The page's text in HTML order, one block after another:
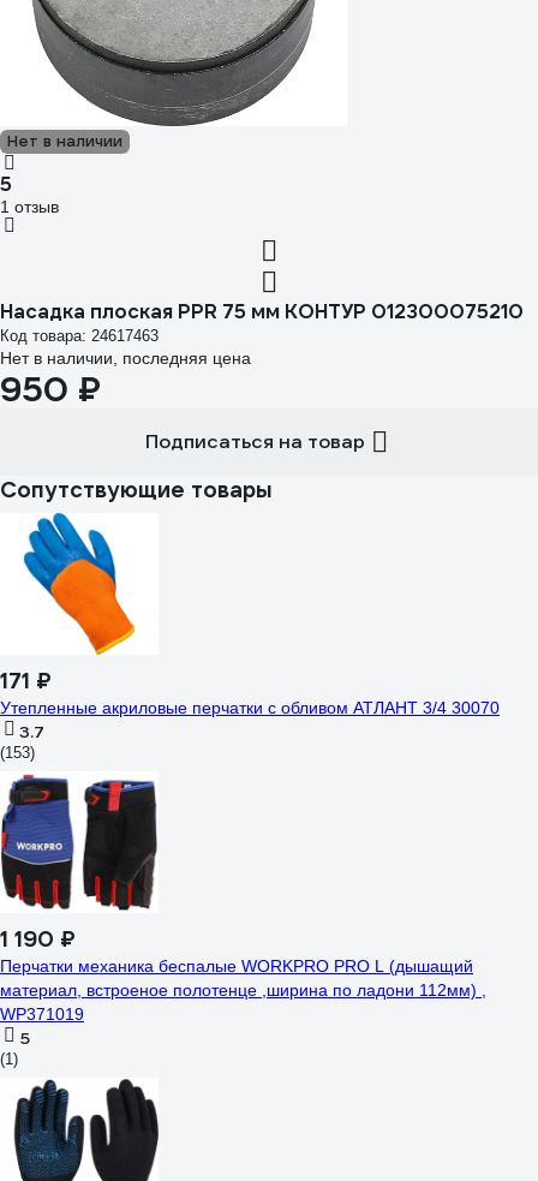
Нет в наличии
5
1 отзыв
Насадка плоская PPR 75 мм КОНТУР 012300075210
Код товара: 24617463
Нет в наличии, последняя цена
950 ₽
Подписаться на товар
Сопутствующие товары
171 ₽
Утепленные акриловые перчатки с обливом АТЛАНТ 3/4 30070
3.7
(153)
1 190 ₽
Перчатки механика беспалые WORKPRO PRO L (дышащий
материал, встроеное полотенце ,ширина по ладони 112мм) ,
WP371019
5
(1)